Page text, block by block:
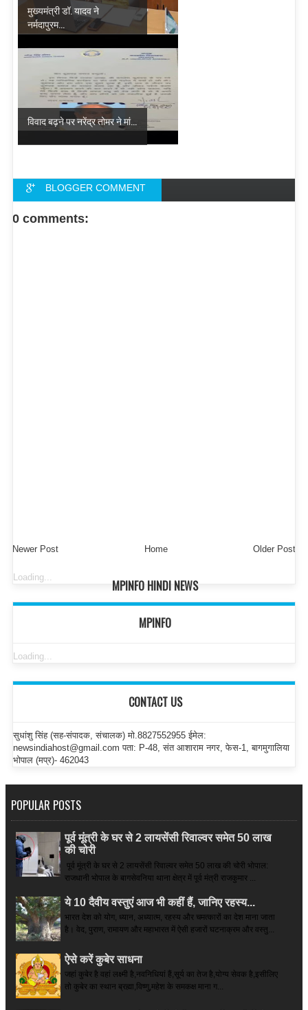
मुख्यमंत्री डॉ. यादव ने
नर्मदापुरम...
विवाद बढ़ने पर नरेंद्र तोमर ने मां...
BLOGGER COMMENT
FACEBOOK COMMENT
0 comments:
Newer Post Older Post
Home
MPINFO HINDI NEWS
Loading...
MPINFO
Loading...
CONTACT US
सुधांशु सिंह (सह-संपादक, संचालक) मो.8827552955 ईमेल:
newsindiahost@gmail.com पता: P-48, संत आशाराम नगर, फेस-1, बागमुगालिया
भोपाल (मप्र)- 462043
POPULAR POSTS
पूर्व मूंत्री के घर से 2 लायसेंसी रिवाल्वर समेत 50 लाख
की चोरी
पूर्व मूंत्री के घर से 2 लायसेंसी रिवाल्वर समेत 50 लाख की चोरी भोपाल:
राजधानी भोपाल के बागसेवनिया थाना क्षेत्र में पूर्व मंत्री राजकुमार ...
ये 10 दैवीय वस्तुएं आज भी कहीं हैं, जानिए रहस्य...
भारत देश को योग, ध्यान, अध्यात्म, रहस्य और चमत्कारों का देश माना जाता
है। वेद, पुराण, रामायण और महाभारत में ऐसी हजारों घटनाक्रम और वस्तु...
ऐसे करें कुबेर साधना
जहां कुबेर है­ वहां लक्ष्मी है,नवनिधियां हैं,सूर्य का तेज है,योग्य सेवक है,इसीलिए
तो कुबेर का स्थान ब्रह्मा,विष्णु,महेश के समकक्ष माना ग...